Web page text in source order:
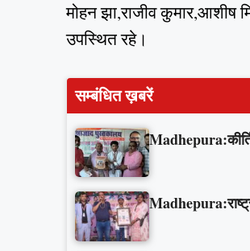
मोहन झा,राजीव कुमार,आशीष
उपस्थित रहे।
सम्बंधित ख़बरें